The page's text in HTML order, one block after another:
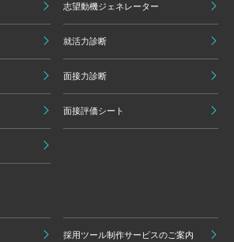
志望動機ジェネレーター
就活力診断
面接力診断
面接評価シート
採用ツール制作サービスのご案内